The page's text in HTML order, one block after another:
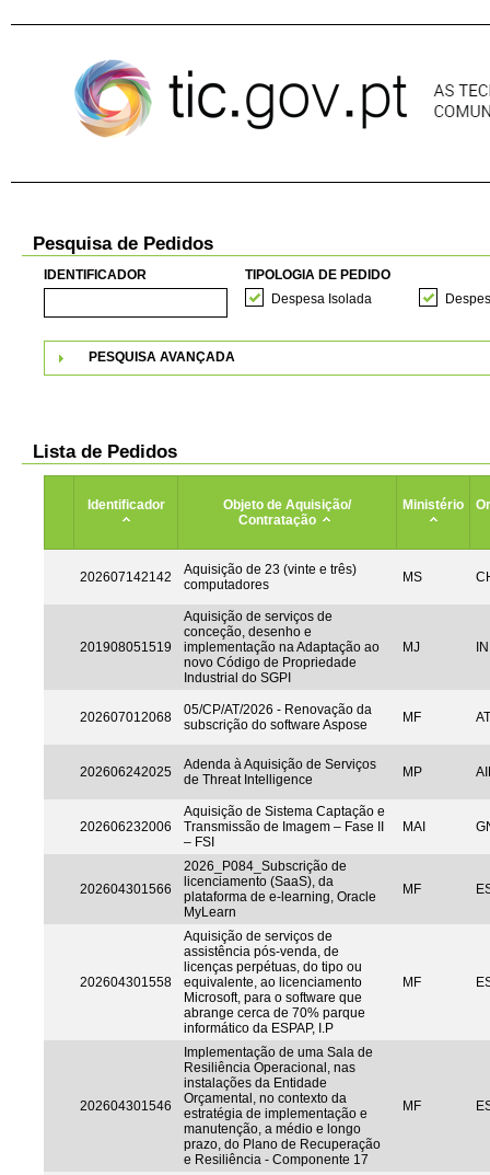
Pesquisa de Pedidos
IDENTIFICADOR
TIPOLOGIA DE PEDIDO
Despesa Isolada
PESQUISA AVANÇADA
Lista de Pedidos
Identificador
Objeto de Aquisição/
Contratação
Ministério
202607142142
Aquisição de 23 (vinte e três)
computadores
MS
201908051519
Aquisição de serviços de
conceção, desenho e
implementação na Adaptação ao
novo Código de Propriedade
Industrial do SGPI
MJ
202607012068
05/CP/AT/2026 - Renovação da
subscrição do software Aspose
MF AT
202606242025
Adenda à Aquisição de Serviços
de Threat Intelligence
MP
202606232006
Aquisição de Sistema Captação e
Transmissão de Imagem – Fase II
– FSI
MAI
202604301566
2026_P084_Subscrição de
licenciamento (SaaS), da
plataforma de e-learning, Oracle
MyLearn
MF
202604301558
Aquisição de serviços de
assistência pós-venda, de
licenças perpétuas, do tipo ou
equivalente, ao licenciamento
Microsoft, para o software que
abrange cerca de 70% parque
informático da ESPAP, I.P
MF
202604301546
Implementação de uma Sala de
Resiliência Operacional, nas
instalações da Entidade
Orçamental, no contexto da
estratégia de implementação e
manutenção, a médio e longo
prazo, do Plano de Recuperação
e Resiliência - Componente 17
MF